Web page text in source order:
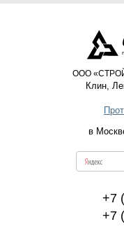
ООО
Клин,
в
+7
+7